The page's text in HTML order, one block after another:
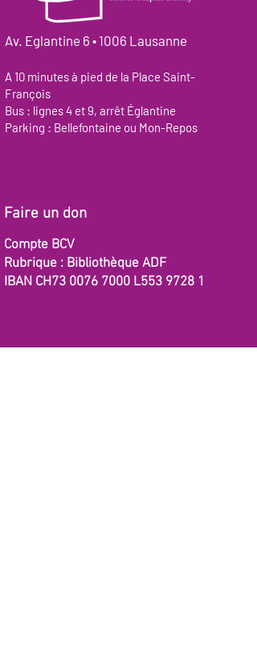
Av. Eglantine 6 • 1006 Lausanne
A 10 minutes à pied de la Place Saint-
François
Bus : lignes 4 et 9, arrêt Églantine
Parking : Bellefontaine ou Mon-Repos
Faire un don
Compte BCV
Rubrique : Bibliothèque ADF
IBAN CH73 0076 7000 L553 9728 1